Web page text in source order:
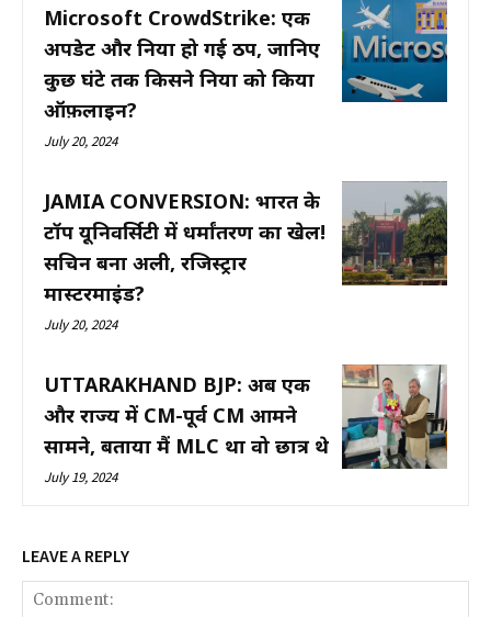
Microsoft CrowdStrike: एक
अपडेट और दुनिया हो गई ठप, जानिए
कुछ घंटे तक किसने दुनिया को किया
ऑफ़लाइन?
July 20, 2024
JAMIA CONVERSION: भारत के
टॉप यूनिवर्सिटी में धर्मांतरण का खेल!
सचिन बना अली, रजिस्ट्रार
मास्टरमाइंड?
July 20, 2024
UTTARAKHAND BJP: अब एक
और राज्य में CM-पूर्व CM आमने
सामने, बताया मैं MLC था वो छात्र थे
July 19, 2024
LEAVE A REPLY